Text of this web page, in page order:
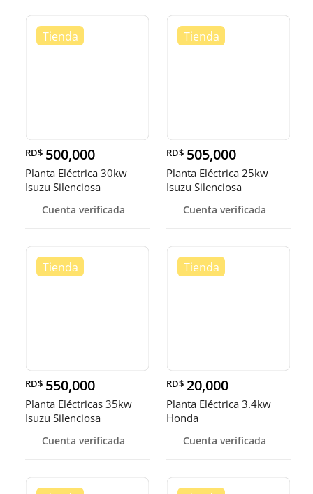
RD$ 500,000
Planta Eléctrica 30kw
Isuzu Silenciosa
Cuenta verificada
RD$ 505,000
Planta Eléctrica 25kw
Isuzu Silenciosa
Cuenta verificada
RD$ 550,000
Planta Eléctricas 35kw
Isuzu Silenciosa
Cuenta verificada
RD$ 20,000
Planta Eléctrica 3.4kw
Honda
Cuenta verificada